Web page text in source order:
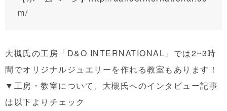
m/
大槻氏の工房 「D&O INTERNATIONAL」 では2~3時
間でオリジナルジュエリーを作れる教室もあります！
▼工房・教室について、大槻氏へのインタビュー記事
は以下よりチェック